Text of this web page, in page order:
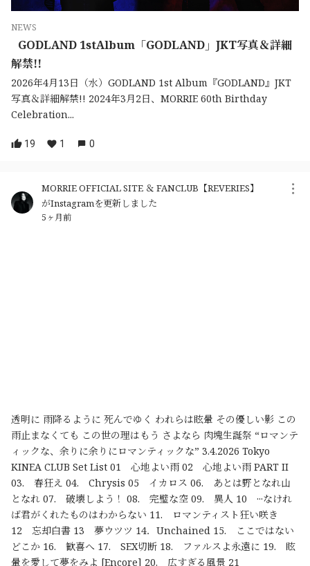
NEWS
GODLAND 1stAlbum「GODLAND」JKT写真＆詳細
解禁!!
2026年4月13日（水）GODLAND 1st Album『GODLAND』JKT
写真＆詳細解禁!! 2024年3月2日、MORRIE 60th Birthday
Celebration...
19 1 0
MORRIE OFFICIAL SITE ＆ FANCLUB【REVERIES】
がInstagramを更新しました
5ヶ月前
透明に 雨降るように 死んでゆく われらは眩暈 その優しい影 この
雨止まなくても この世の理はもう さよなら 肉塊生誕祭 “ロマンテ
ィックな、余りに余りにロマンティックな” 3.4.2026 Tokyo
KINEA CLUB Set List 01 心地よい雨 02 心地よい雨 PART II
03. 春狂え 04. Chrysis 05 イカロス 06. あとは野となれ山
となれ 07. 破壊しよう！ 08. 完璧な空 09. 異人 10 ···なけれ
ば君がくれたものはわからない 11. ロマンティスト狂い咲き
12 忘却白書 13 夢ウツツ 14．Unchained 15. ここではない
どこか 16. 歓喜へ 17. SEX切断 18. ファルスよ永遠に 19. 眩
暈を愛して夢をみよ [Encore] 20. 広すぎる風景 21